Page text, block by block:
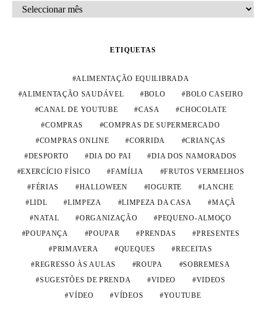
ARQUIVO
ETIQUETAS
ALIMENTAÇÃO EQUILIBRADA
ALIMENTAÇÃO SAUDÁVEL
BOLO
BOLO CASEIRO
CANAL DE YOUTUBE
CASA
CHOCOLATE
COMPRAS
COMPRAS DE SUPERMERCADO
COMPRAS ONLINE
CORRIDA
CRIANÇAS
DESPORTO
DIA DO PAI
DIA DOS NAMORADOS
EXERCÍCIO FÍSICO
FAMÍLIA
FRUTOS VERMELHOS
FÉRIAS
HALLOWEEN IOGURTE
LANCHE
LIDL
LIMPEZA LIMPEZA DA CASA
MAÇÃ
NATAL
ORGANIZAÇÃO
PEQUENO-ALMOÇO
POUPANÇA
POUPAR PRENDAS
PRESENTES
PRIMAVERA
QUEQUES
RECEITAS
REGRESSO ÀS AULAS
ROUPA
SOBREMESA
SUGESTÕES DE PRENDA
VIDEO
VIDEOS
VÍDEO
VÍDEOS YOUTUBE